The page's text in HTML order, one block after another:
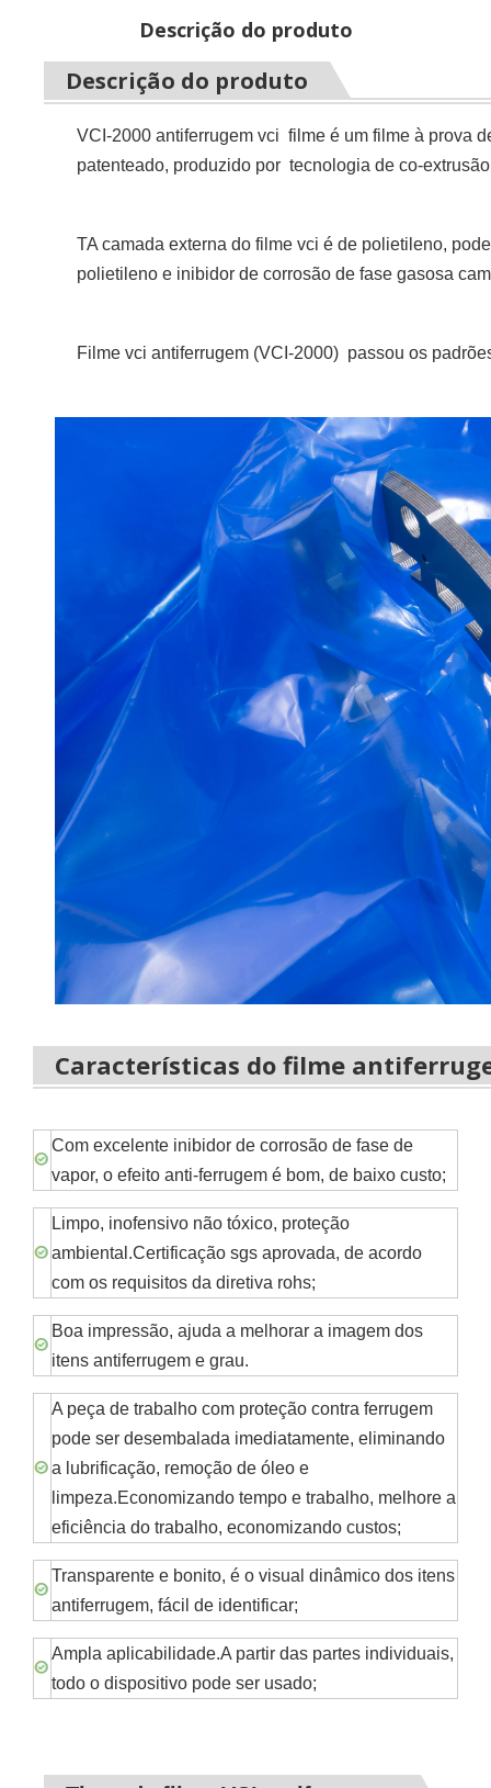
Descrição do produto
Descrição do produto
VCI-2000 antiferrugem vci filme é um filme à prova
patenteado, produzido por tecnologia de co-
TA camada externa do filme vci é de polietileno,
polietileno e inibidor de corrosão de fase gasosa
Filme vci antiferrugem (VCI-2000) passou os
Características do filme
Com excelente inibidor de corrosão de fase de
vapor, o efeito anti-ferrugem é bom, de baixo custo;
Limpo, inofensivo não tóxico, proteção
ambiental.Certificação sgs aprovada, de acordo
com os requisitos da diretiva rohs;
Boa impressão, ajuda a melhorar a imagem dos
itens antiferrugem e grau.
A peça de trabalho com proteção contra ferrugem
pode ser desembalada imediatamente, eliminando
a lubrificação, remoção de óleo e
limpeza.Economizando tempo e trabalho, melhore a
eficiência do trabalho, economizando custos;
Transparente e bonito, é o visual dinâmico dos itens
antiferrugem, fácil de identificar;
Ampla aplicabilidade.A partir das partes individuais,
todo o dispositivo pode ser usado;